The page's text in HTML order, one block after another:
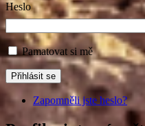
Heslo
Pamatovat si mě
Přihlásit se
Zapomněli jste heslo?